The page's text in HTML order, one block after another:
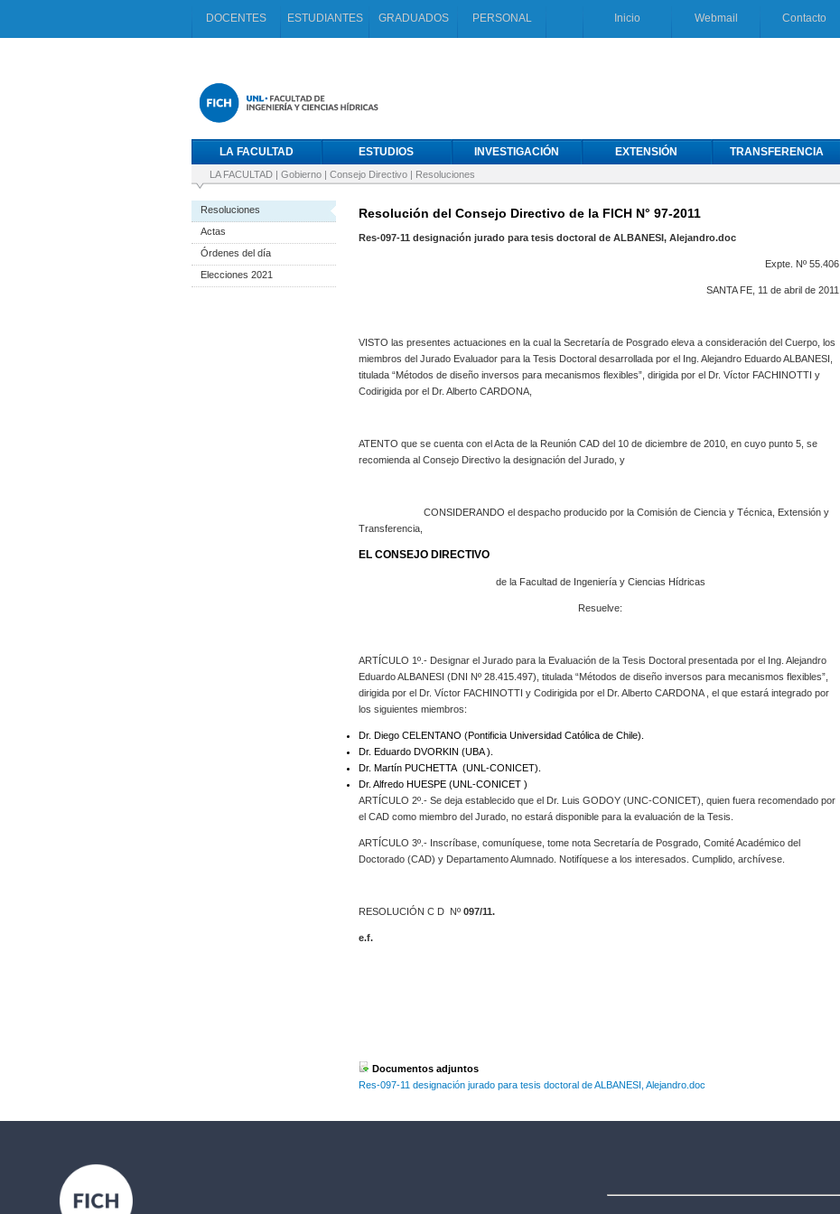
DOCENTES ESTUDIANTES GRADUADOS PERSONAL Inicio Webmail Contacto
LA FACULTAD ESTUDIOS INVESTIGACIÓN EXTENSIÓN TRANSFERENCIA
LA FACULTAD | Gobierno | Consejo Directivo | Resoluciones
Resoluciones
Actas
Órdenes del día
Elecciones 2021
Resolución del Consejo Directivo de la FICH N° 97-2011
Res-097-11 designación jurado para tesis doctoral de ALBANESI, Alejandro.doc
Expte. Nº 55.406.
SANTA FE, 11 de abril de 2011.
VISTO las presentes actuaciones en la cual la Secretaría de Posgrado eleva a consideración del Cuerpo, los
miembros del Jurado Evaluador para la Tesis Doctoral desarrollada por el Ing. Alejandro Eduardo ALBANESI,
titulada “Métodos de diseño inversos para mecanismos flexibles”, dirigida por el Dr. Víctor FACHINOTTI y
Codirigida por el Dr. Alberto CARDONA,
ATENTO que se cuenta con el Acta de la Reunión CAD del 10 de diciembre de 2010, en cuyo punto 5, se
recomienda al Consejo Directivo la designación del Jurado, y
CONSIDERANDO el despacho producido por la Comisión de Ciencia y Técnica, Extensión y
Transferencia,
EL CONSEJO DIRECTIVO
de la Facultad de Ingeniería y Ciencias Hídricas
Resuelve:
ARTÍCULO 1º.- Designar el Jurado para la Evaluación de la Tesis Doctoral presentada por el Ing. Alejandro
Eduardo ALBANESI (DNI Nº 28.415.497), titulada “Métodos de diseño inversos para mecanismos flexibles”,
dirigida por el Dr. Víctor FACHINOTTI y Codirigida por el Dr. Alberto CARDONA , el que estará integrado por
los siguientes miembros:
Dr. Diego CELENTANO (Pontificia Universidad Católica de Chile).
Dr. Eduardo DVORKIN (UBA ).
Dr. Martín PUCHETTA (UNL-CONICET).
Dr. Alfredo HUESPE (UNL-CONICET )
ARTÍCULO 2º.- Se deja establecido que el Dr. Luis GODOY (UNC-CONICET), quien fuera recomendado por
el CAD como miembro del Jurado, no estará disponible para la evaluación de la Tesis.
ARTÍCULO 3º.- Inscríbase, comuníquese, tome nota Secretaría de Posgrado, Comité Académico del
Doctorado (CAD) y Departamento Alumnado. Notifíquese a los interesados. Cumplido, archívese.
RESOLUCIÓN C D Nº 097/11.
e.f.
Documentos adjuntos
Res-097-11 designación jurado para tesis doctoral de ALBANESI, Alejandro.doc